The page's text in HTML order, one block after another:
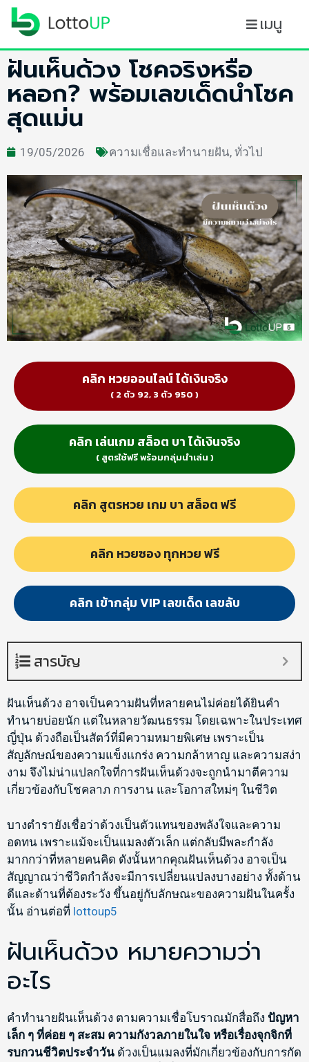
เมนู
ฝันเห็นด้วง โชคจริงหรือ
หลอก? พร้อมเลขเด็ดนำโชค
สุดแม่น
19/05/2026 ความเชื่อและทำนายฝัน, ทั่วไป
คลิก หวยออนไลน์ ได้เงินจริง
( 2 ตัว 92, 3 ตัว 950 )
คลิก เล่นเกม สล็อต บา ได้เงินจริง
( สูตรใช้ฟรี พร้อมกลุ่มนำเล่น )
คลิก สูตรหวย เกม บา สล็อต ฟรี
คลิก หวยซอง ทุกหวย ฟรี
คลิก เข้ากลุ่ม VIP เลขเด็ด เลขลับ
สารบัญ
ฝันเห็นด้วง อาจเป็นความฝันที่หลายคนไม่ค่อยได้ยินคำ
ทำนายบ่อยนัก แต่ในหลายวัฒนธรรม โดยเฉพาะในประเทศ
ญี่ปุ่น ด้วงถือเป็นสัตว์ที่มีความหมายพิเศษ เพราะเป็น
สัญลักษณ์ของความแข็งแกร่ง ความกล้าหาญ และความสง่า
งาม จึงไม่น่าแปลกใจที่การฝันเห็นด้วงจะถูกนำมาตีความ
เกี่ยวข้องกับโชคลาภ การงาน และโอกาสใหม่ๆ ในชีวิต
บางตำรายังเชื่อว่าด้วงเป็นตัวแทนของพลังใจและความ
อดทน เพราะแม้จะเป็นแมลงตัวเล็ก แต่กลับมีพละกำลัง
มากกว่าที่หลายคนคิด ดังนั้นหากคุณฝันเห็นด้วง อาจเป็น
สัญญาณว่าชีวิตกำลังจะมีการเปลี่ยนแปลงบางอย่าง ทั้งด้าน
ดีและด้านที่ต้องระวัง ขึ้นอยู่กับลักษณะของความฝันในครั้ง
นั้น อ่านต่อที่ lottoup5
ฝันเห็นด้วง หมายความว่า
อะไร
คำทำนายฝันเห็นด้วง ตามความเชื่อโบราณมักสื่อถึง ปัญหา
เล็ก ๆ ที่ค่อย ๆ สะสม ความกังวลภายในใจ หรือเรื่องจุกจิกที่
รบกวนชีวิตประจำวัน ด้วงเป็นแมลงที่มักเกี่ยวข้องกับการกัด